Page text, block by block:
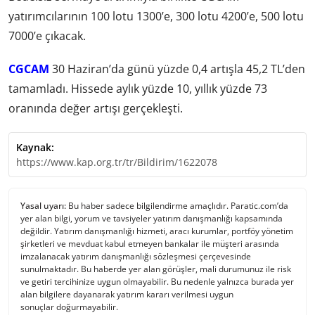
yatırımcılarının 100 lotu 1300’e, 300 lotu 4200’e, 500 lotu
7000’e çıkacak.
CGCAM 30 Haziran’da günü yüzde 0,4 artışla 45,2 TL’den
tamamladı. Hissede aylık yüzde 10, yıllık yüzde 73
oranında değer artışı gerçekleşti.
Kaynak:
https://www.kap.org.tr/tr/Bildirim/1622078
Yasal uyarı: Bu haber sadece bilgilendirme amaçlıdır. Paratic.com’da
yer alan bilgi, yorum ve tavsiyeler yatırım danışmanlığı kapsamında
değildir. Yatırım danışmanlığı hizmeti, aracı kurumlar, portföy yönetim
şirketleri ve mevduat kabul etmeyen bankalar ile müşteri arasında
imzalanacak yatırım danışmanlığı sözleşmesi çerçevesinde
sunulmaktadır. Bu haberde yer alan görüşler, mali durumunuz ile risk
ve getiri tercihinize uygun olmayabilir. Bu nedenle yalnızca burada yer
alan bilgilere dayanarak yatırım kararı verilmesi uygun
sonuçlar doğurmayabilir.